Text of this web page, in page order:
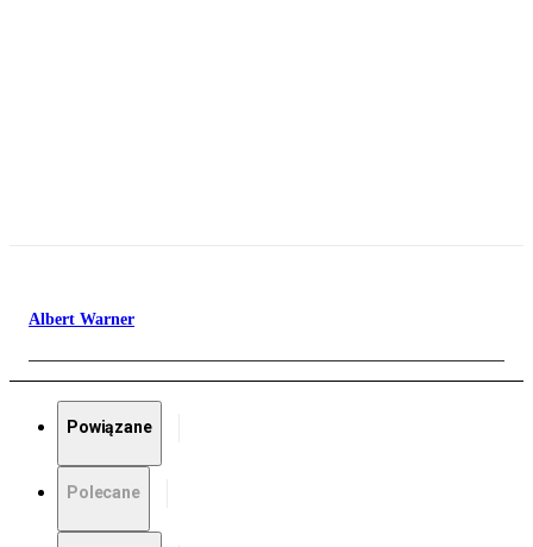
Albert Warner
Powiązane
Polecane